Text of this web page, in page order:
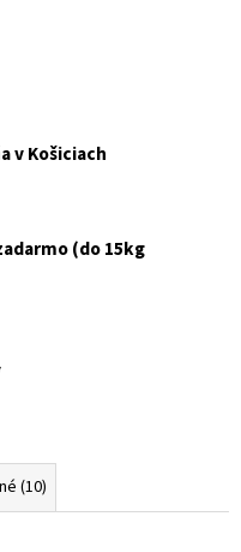
v Košiciach
(do 15kg
(10)